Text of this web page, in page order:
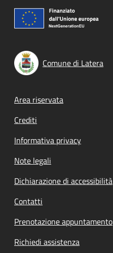
Comune di Latera
Footer menu
Area riservata
Crediti
Informativa privacy
Note legali
Dichiarazione di accessibilità
Contatti
Prenotazione appuntamento
Richiedi assistenza